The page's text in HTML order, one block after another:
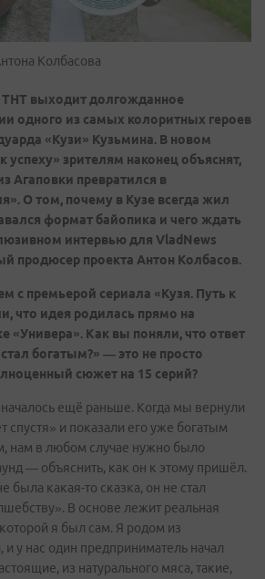
Колбасова
ТНТ выходит долгожданное
одного из самых колоритных героев
«Кузи» Кузьмина. В новом
успеху» зрителям наконец объяснят,
Агаповки превратился в
О том, почему в Кузе всегда жил
формат байопика и чего ждать
интервью для VladNews
продюсер проекта Антон Колбасов.
с премьерой сериала «Кузя. Путь к
что идея родилась прямо на
«Универа». Как вы поняли, что ответ
богатым?» — это не просто
сюжет на 15 серий?
ещё раньше. Когда мы вернули
спустя» и показали его уже богатым
нам в любом случае нужно было
— объяснить, как он к этому пришёл.
была какая-то сказка, он не стал
В основе лежит реальная
я был сам. Я родом из
и у нас один предприниматель начал
из натурального мяса, такие,